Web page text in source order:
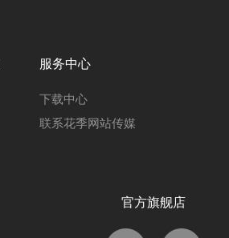
服务中心
下载中心
联系花季网站传媒
官方旗舰店